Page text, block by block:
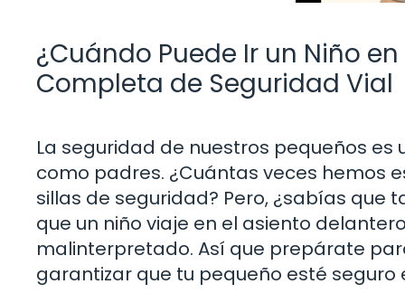
¿Cuándo Puede Ir un Niño
Completa de Seguridad Vial
La seguridad de nuestros pequeños
como padres. ¿Cuántas veces hemos
sillas de seguridad? Pero, ¿sabías
que un niño viaje en el asiento
malinterpretado. Así que prepárate
garantizar que tu pequeño esté seguro